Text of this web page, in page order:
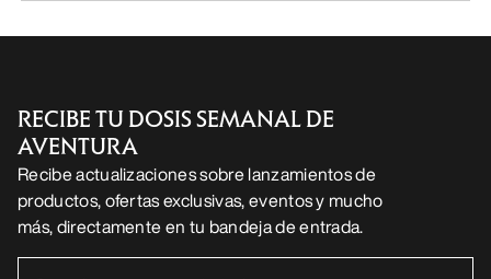
RECIBE TU DOSIS SEMANAL DE
AVENTURA
Recibe actualizaciones sobre lanzamientos de
productos, ofertas exclusivas, eventos y mucho
más, directamente en tu bandeja de entrada.